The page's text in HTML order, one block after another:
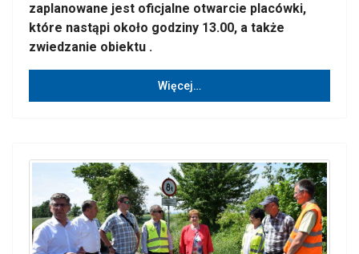
zaplanowane jest oficjalne otwarcie placówki,
które nastąpi około godziny 13.00, a także
zwiedzanie obiektu .
Więcej…